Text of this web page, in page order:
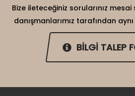
Bize ileteceğiniz sorularınız
danışmanlarımız tarafından
BİLGİ TALEP